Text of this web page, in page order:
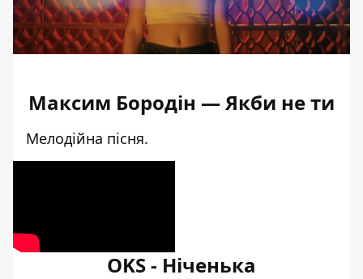
Максим Бородін — Якби не ти
Мелодійна пісня.
OKS - Ніченька